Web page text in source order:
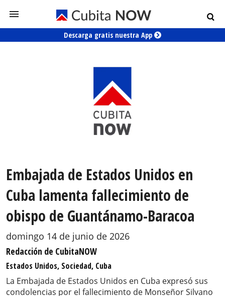
Descarga gratis nuestra App
Embajada de Estados Unidos en
Cuba lamenta fallecimiento de
obispo de Guantánamo-Baracoa
domingo 14 de junio de 2026
Redacción de CubitaNOW
Estados Unidos, Sociedad, Cuba
La Embajada de Estados Unidos en Cuba expresó sus
condolencias por el fallecimiento de Monseñor Silvano